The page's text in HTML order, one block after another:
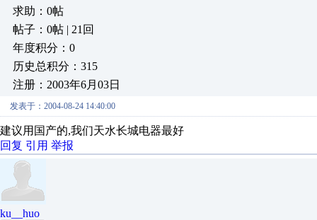
求助：0帖
帖子：0帖 | 21回
年度积分：0
历史总积分：315
注册：2003年6月03日
发表于：2004-08-24 14:40:00
建议用国产的,我们天水长城电器最好
回复 引用 举报
ku__huo